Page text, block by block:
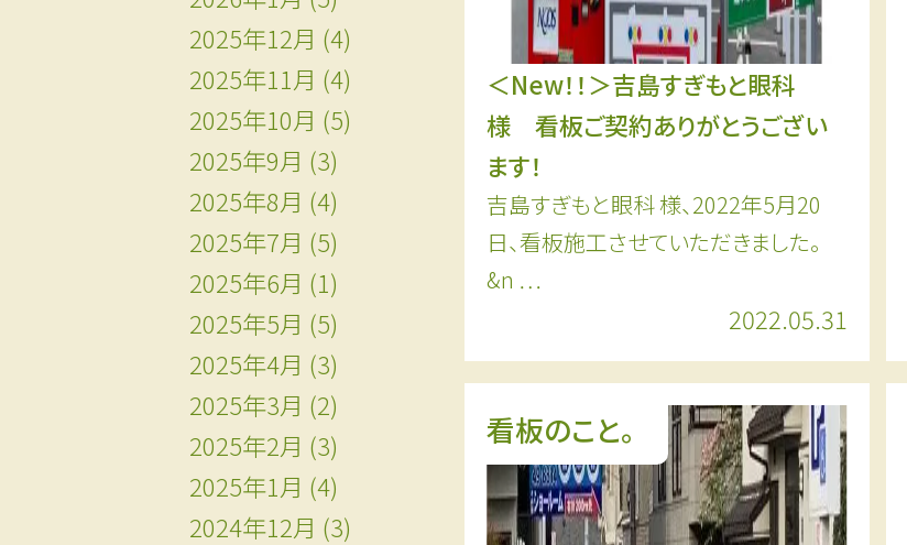
＜New！！＞吉島すぎもと眼科
様 看板ご契約ありがとうござい
ます！
吉島すぎもと眼科 様、2022年5月20
日、看板施工させていただきました。
&n …
2022.05.31
看板のこと。
2025年12月 (4)
2025年11月 (4)
2025年10月 (5)
2025年9月 (3)
2025年8月 (4)
2025年7月 (5)
2025年6月 (1)
2025年5月 (5)
2025年4月 (3)
2025年3月 (2)
2025年2月 (3)
2025年1月 (4)
2024年12月 (3)